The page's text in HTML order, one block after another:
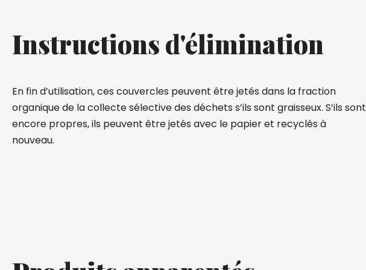
Instructions d'élimination
En fin d’utilisation, ces couvercles peuvent être jetés dans la fraction
organique de la collecte sélective des déchets s’ils sont graisseux. S’ils sont
encore propres, ils peuvent être jetés avec le papier et recyclés à
nouveau.